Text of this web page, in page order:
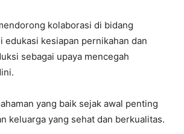
kolaborasi di bidang
edukasi kesiapan pernikahan dan
sebagai upaya mencegah
yang baik sejak awal penting
keluarga yang sehat dan berkualitas.